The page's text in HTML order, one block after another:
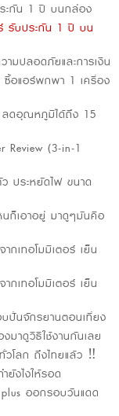
ะกัน 1 ปี บนกล่อง
รับประกัน 1 ปี บน
มปลอดภัยและการเงิน
อแอร์พกพา 1 เครื่อง
ลดอุณหภูมิได้ถึง 15
Review (3-in-1
ประหยัดไฟ ขนาด
ก็เอาอยู่ มาดูๆมันคือ
เทอโมมิเตอร์ เย็น
เทอโมมิเตอร์ เย็น
ปั่นจักรยานตอนเที่ยง
มาดูวิธีใช้งานกันเลย
วโลก ถึงไทยแล้ว ‼️
ยังไงให้รอด
ออกรอบวันแดด